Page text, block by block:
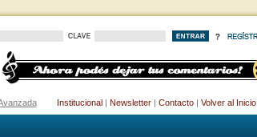
Institucional| Newsletter| Contacto| Volver al Inicio